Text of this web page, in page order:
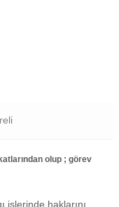
olup ; görev
işlerinde haklarını